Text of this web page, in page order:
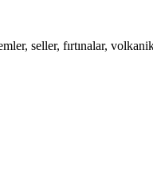
seller, fırtınalar,